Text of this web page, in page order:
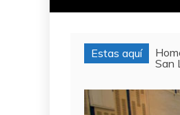
Estas aquí
San